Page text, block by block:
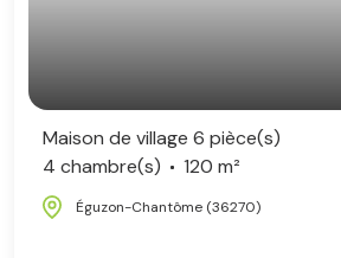
Maison de village 6 pièce(s)
4 chambre(s)
120 m²
Éguzon-Chantôme (36270)